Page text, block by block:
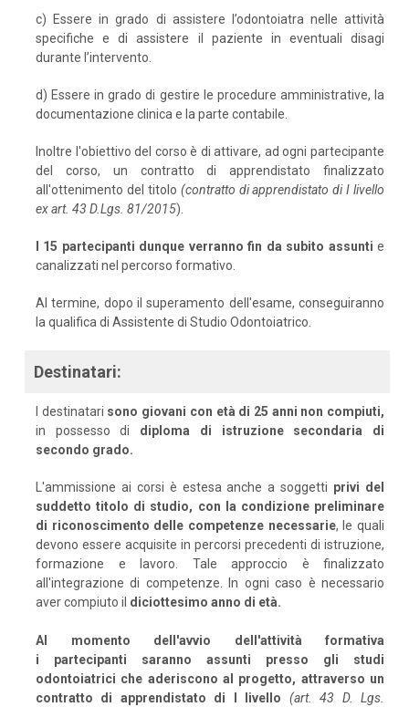
c) Essere in grado di assistere l’odontoiatra nelle attività
specifiche e di assistere il paziente in eventuali disagi
durante l’intervento.
d) Essere in grado di gestire le procedure amministrative, la
documentazione clinica e la parte contabile.
Inoltre l'obiettivo del corso è di attivare, ad ogni partecipante
del corso, un contratto di apprendistato finalizzato
all'ottenimento del titolo (contratto di apprendistato di I livello
ex art. 43 D.Lgs. 81/2015).
I 15 partecipanti dunque verranno fin da subito assunti e
canalizzati nel percorso formativo.
Al termine, dopo il superamento dell'esame, conseguiranno
la qualifica di Assistente di Studio Odontoiatrico.
Destinatari:
I destinatari sono giovani con età di 25 anni non compiuti,
in possesso di diploma di istruzione secondaria di
secondo grado.
L'ammissione ai corsi è estesa anche a soggetti privi del
suddetto titolo di studio, con la condizione preliminare
di riconoscimento delle competenze necessarie, le quali
devono essere acquisite in percorsi precedenti di istruzione,
formazione e lavoro. Tale approccio è finalizzato
all'integrazione di competenze. In ogni caso è necessario
aver compiuto il diciottesimo anno di età.
Al momento dell'avvio dell'attività formativa
i partecipanti saranno assunti presso gli studi
odontoiatrici che aderiscono al progetto, attraverso un
contratto di apprendistato di I livello (art. 43 D. Lgs.